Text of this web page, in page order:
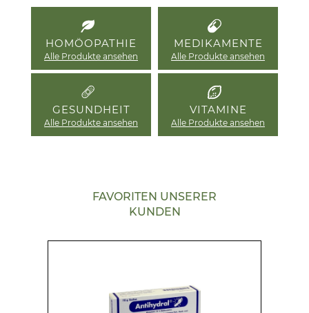
HOMÖOPATHIE
Alle Produkte ansehen
MEDIKAMENTE
Alle Produkte ansehen
GESUNDHEIT
Alle Produkte ansehen
VITAMINE
Alle Produkte ansehen
FAVORITEN UNSERER
KUNDEN